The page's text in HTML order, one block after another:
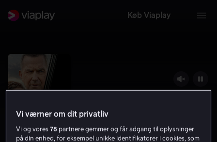
Køb Viaplay
Vi værner om dit privatliv
Vi og vores78 partnere gemmer og får adgang til oplysninger
på din enhed, for eksempel unikke identifikatorer i cookies, som